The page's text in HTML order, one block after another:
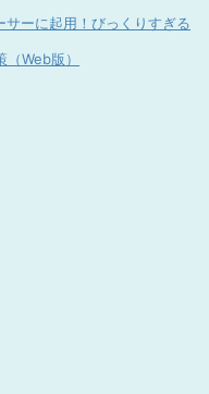
ーに起用！びっくりすぎる
Web版）